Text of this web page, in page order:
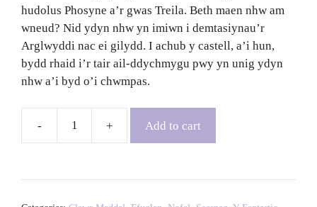
hudolus Phosyne a’r gwas Treila. Beth maen nhw am
wneud? Nid ydyn nhw yn imiwn i demtasiynau’r
Arglwyddi nac ei gilydd. I achub y castell, a’i hun,
bydd rhaid i’r tair ail-ddychmygu pwy yn unig ydyn
nhw a’i byd o’i chwmpas.
Add to cart